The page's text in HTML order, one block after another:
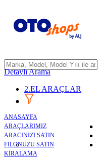
ANASAYFA
ARAÇLARIMIZ
ARACINIZI SATIN
FİLONUZU SATIN
KİRALAMA
Detaylı Arama
2.EL ARAÇLAR